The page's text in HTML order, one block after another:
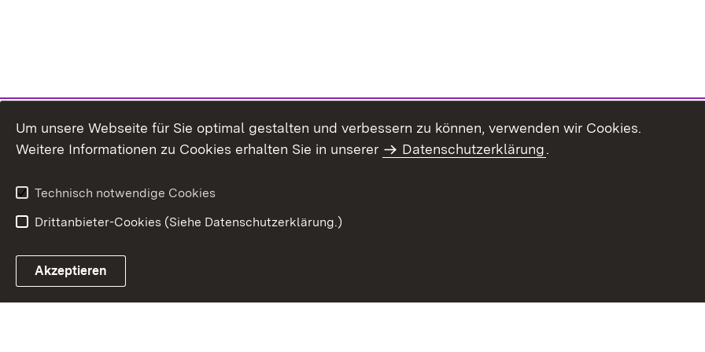
Um unsere Webseite für Sie optimal gestalten und verbessern zu können, verwenden wir Cookies.
Weitere Informationen zu Cookies erhalten Sie in unserer
Datenschutzerklärung.
Technisch notwendige Cookies
Drittanbieter-Cookies (Siehe Datenschutzerklärung.)
Akzeptieren